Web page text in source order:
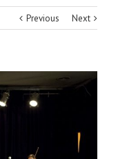
Previous Next